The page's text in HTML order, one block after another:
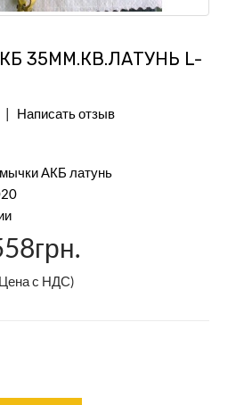
35ММ.КВ.ЛАТУНЬ L-
Написать отзыв
АКБ латунь
с НДС)